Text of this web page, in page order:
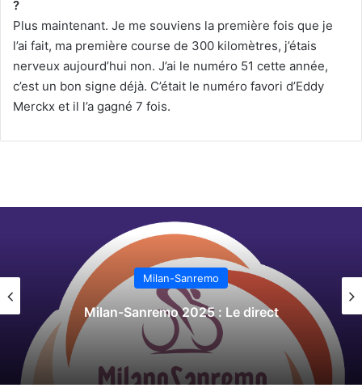
?
Plus maintenant. Je me souviens la première fois que je
l’ai fait, ma première course de 300 kilomètres, j’étais
nerveux aujourd’hui non. J’ai le numéro 51 cette année,
c’est un bon signe déjà. C’était le numéro favori d’Eddy
Merckx et il l’a gagné 7 fois.
Milan-Sanremo
Milan-Sanremo 2025 : Le direct